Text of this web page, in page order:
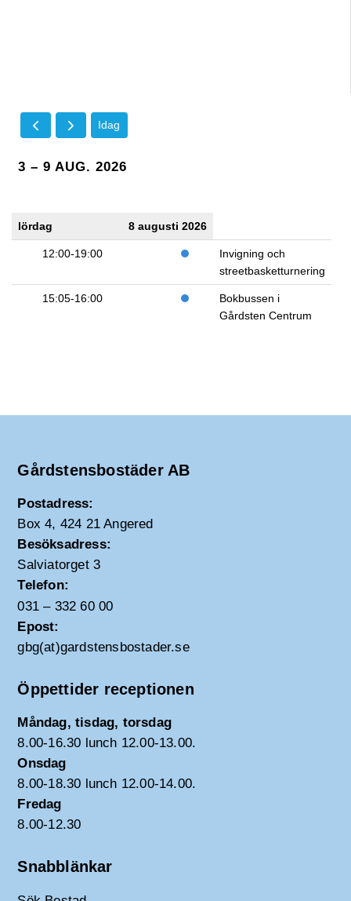
Idag
3 – 9 AUG. 2026
lördag 8 augusti 2026
12:00-19:00
Invigning och
streetbasketturnering
15:05-16:00
Bokbussen i
Gårdsten Centrum
Gårdstensbostäder AB
Postadress:
Box 4, 424 21 Angered
Besöksadress:
Salviatorget 3
Telefon:
031 – 332 60 00
Epost:
gbg(at)gardstensbostader.se
Öppettider receptionen
Måndag, tisdag, torsdag
8.00-16.30 lunch 12.00-13.00.
Onsdag
8.00-18.30 lunch 12.00-14.00.
Fredag
8.00-12.30
Snabblänkar